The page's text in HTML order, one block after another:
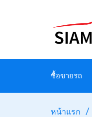
ซื้อขายรถ
หน้าแรก